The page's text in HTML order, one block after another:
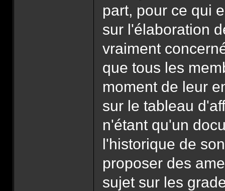
part, pour ce qui
sur l'élaboration
vraiment
que tous les
moment de leur
sur le tableau
n'étant qu'un
l'historique de
proposer des
sujet sur les